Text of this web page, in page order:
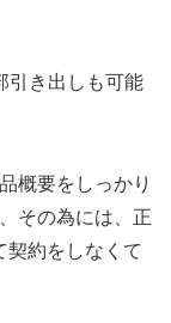
引き出しも可能
概要をしっかり
その為には、正
契約をしなくて